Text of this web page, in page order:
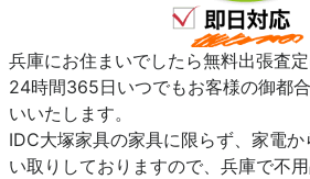
兵庫にお住まいでしたら無料出張査定
24時間365日いつでもお客様の御都
いいたします。
IDC大塚家具の家具に限らず、家電
い取りしておりますので、兵庫で不